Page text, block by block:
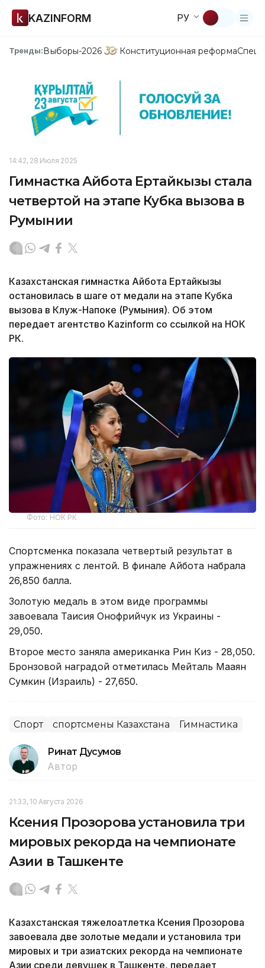
KAZINFORM РУ
Тренды:Выборы-2026 Конституционная реформа
14:42, 28 Июля 2025
Гимнастка Айбота Ертайкызы стала
четвертой на этапе Кубка вызова в
Румынии
Казахстанская гимнастка Айбота Ертайкызы
остановилась в шаге от медали на этапе Кубка
вызова в Клуж-Напоке (Румыния). Об этом
передает агентство Kazinform со ссылкой на НОК
РК.
Фото: НОК РК
Спортсменка показала четвертый результат в
упражнениях с лентой. В финале Айбота набрала
26,850 балла.
Золотую медаль в этом виде программы
завоевала Таисия Онофрийчук из Украины -
29,050.
Второе место заняла американка Рин Киз - 28,050.
Бронзовой наградой отметилась Мейталь Мааян
Сумкин (Израиль) - 27,650.
Спорт спортсмены Казахстана Гимнастика
Ринат Дусумов
Автор
21:33, 10 Августа 2026
Ксения Прозорова установила три
мировых рекорда на чемпионате
Азии в Ташкенте
Казахстанская тяжелоатлетка Ксения Прозорова
завоевала две золотые медали и установила три
мировых и три азиатских рекорда на чемпионате
Азии среди девушек в Ташкенте, передает